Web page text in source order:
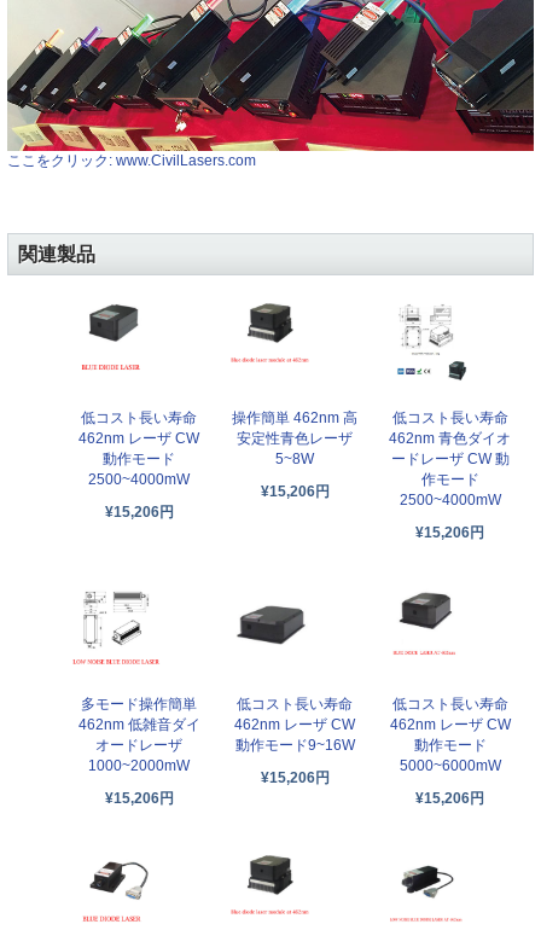
ここをクリック: www.CivilLasers.com
関連製品
低コスト長い寿命
462nm レーザ CW
動作モード
2500~4000mW
¥15,206円
操作簡単 462nm 高
安定性青色レーザ
5~8W
¥15,206円
低コスト長い寿命
462nm 青色ダイオ
ードレーザ CW 動
作モード
2500~4000mW
¥15,206円
多モード操作簡単
462nm 低雑音ダイ
オードレーザ
1000~2000mW
¥15,206円
低コスト長い寿命
462nm レーザ CW
動作モード9~16W
¥15,206円
低コスト長い寿命
462nm レーザ CW
動作モード
5000~6000mW
¥15,206円